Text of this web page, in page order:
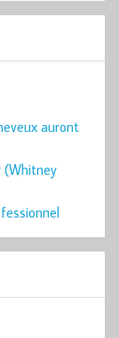
auront
(Whitney